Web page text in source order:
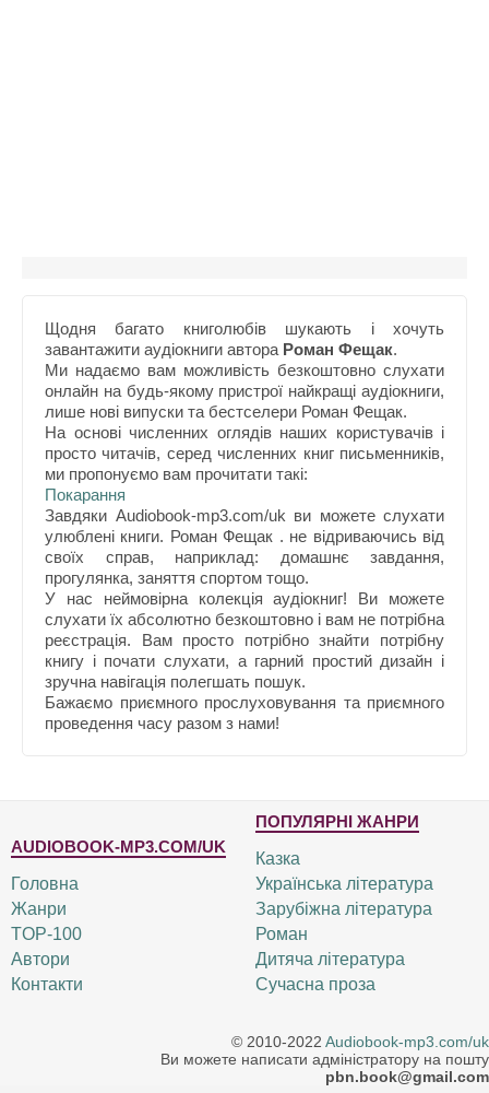
Щодня багато книголюбів шукають і хочуть
завантажити аудіокниги автора Роман Фещак.
Ми надаємо вам можливість безкоштовно слухати
онлайн на будь-якому пристрої найкращі аудіокниги,
лише нові випуски та бестселери Роман Фещак.
На основі численних оглядів наших користувачів і
просто читачів, серед численних книг письменників,
ми пропонуємо вам прочитати такі:
Покарання
Завдяки Audiobook-mp3.com/uk ви можете слухати
улюблені книги. Роман Фещак . не відриваючись від
своїх справ, наприклад: домашнє завдання,
прогулянка, заняття спортом тощо.
У нас неймовірна колекція аудіокниг! Ви можете
слухати їх абсолютно безкоштовно і вам не потрібна
реєстрація. Вам просто потрібно знайти потрібну
книгу і почати слухати, а гарний простий дизайн і
зручна навігація полегшать пошук.
Бажаємо приємного прослуховування та приємного
проведення часу разом з нами!
AUDIOBOOK-MP3.COM/UK
Головна
Жанри
TOP-100
Автори
Контакти
ПОПУЛЯРНІ ЖАНРИ
Казка
Українська література
Зарубіжна література
Роман
Дитяча література
Сучасна проза
© 2010-2022 Audiobook-mp3.com/uk
Ви можете написати адміністратору на пошту
pbn.book@gmail.com